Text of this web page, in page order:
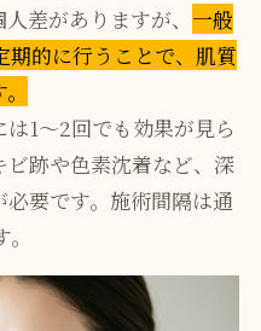
差がありますが、 一般
期的に行うことで、肌質
1〜2回でも効果が見ら
跡や色素沈着など、深
要です。施術間隔は通